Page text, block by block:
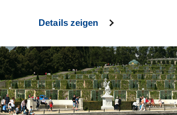
Details zeigen